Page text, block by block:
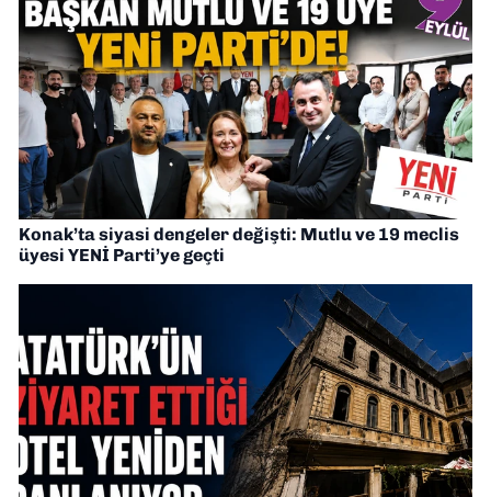
Konak’ta siyasi dengeler değişti: Mutlu ve 19 meclis
üyesi YENİ Parti’ye geçti